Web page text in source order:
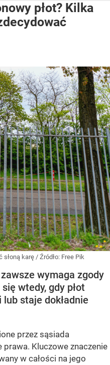
płot? Kilka
słoną karę / Źródło: Free Pik
wymaga zgody
wtedy, gdy płot
staje dokładnie
przez sąsiada
prawa. Kluczowe znaczenie
w całości na jego